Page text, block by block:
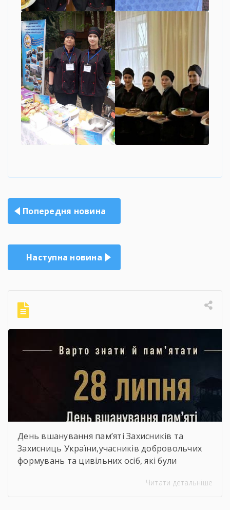
Навігація
записів
Попередня новина
Наступна новина
День вшанування пам’яті Захисників та
Захисниць України,учасників добровольчих
формувань та цивільних осіб, які були
Читати детальніше